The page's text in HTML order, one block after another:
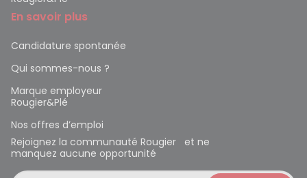
En savoir plus
Candidature spontanée
Qui sommes-nous ?
Marque employeur
Rougier&Plé
Nos offres d’emploi
Rejoignez la communauté Rougier et ne
manquez aucune opportunité